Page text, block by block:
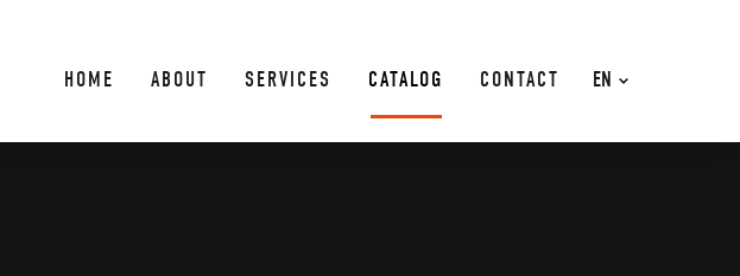
EN
HOME ABOUT SERVICES CATALOG CONTACT